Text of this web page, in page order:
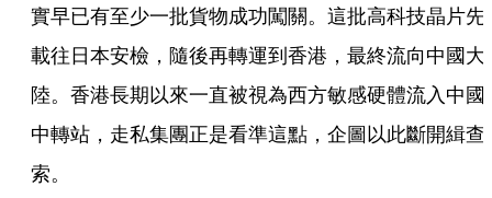
實早已有至少一批貨物成功闖關。這批高科技晶片先
載往日本安檢，隨後再轉運到香港，最終流向中國大
陸。香港長期以來一直被視為西方敏感硬體流入中國
中轉站，走私集團正是看準這點，企圖以此斷開緝查
索。